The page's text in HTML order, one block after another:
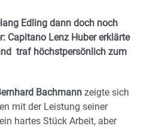
Edling dann doch noch
Capitano Lenz Huber erklärte
traf höchstpersönlich zum
Bachmann zeigte sich
mit der Leistung seiner
hartes Stück Arbeit, aber